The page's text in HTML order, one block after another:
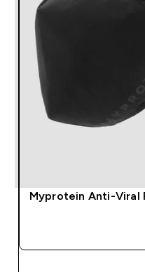
Myprotein Anti-Viral